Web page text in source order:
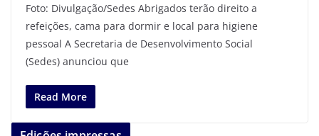
Foto: Divulgação/Sedes Abrigados terão direito a
refeições, cama para dormir e local para higiene
pessoal A Secretaria de Desenvolvimento Social
(Sedes) anunciou que
Read More